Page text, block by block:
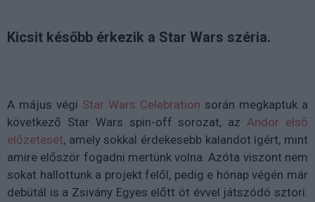
Kicsit később érkezik a Star Wars széria.
A május végi Star Wars Celebration során megkaptuk a
következő Star Wars spin-off sorozat, azAndor első
előzetesét, amely sokkal érdekesebb kalandot ígért, mint
amire először fogadni mertünk volna. Azóta viszont nem
sokat hallottunk a projekt felől, pedig e hónap végén már
debütál is a Zsivány Egyes előtt öt évvel játszódó sztori.